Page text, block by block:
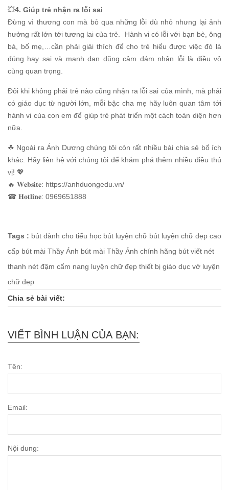
💥4. Giúp trẻ nhận ra lỗi sai
Đừng vì thương con mà bỏ qua những lỗi dù nhỏ nhưng lại ảnh
hưởng rất lớn tới tương lai của trẻ. Hành vi có lỗi với bạn bè, ông
bà, bố mẹ,…cần phải giải thích để cho trẻ hiểu được việc đó là
đúng hay sai và mạnh dạn dũng cảm dám nhận lỗi là điều vô
cùng quan trọng.
Đôi khi không phải trẻ nào cũng nhận ra lỗi sai của mình, mà phải
có giáo dục từ người lớn, mỗi bậc cha mẹ hãy luôn quan tâm tới
hành vi của con em để giúp trẻ phát triển một cách toàn diện hơn
nữa.
☘ Ngoài ra Ánh Dương chúng tôi còn rất nhiều bài chia sẻ bổ ích
khác. Hãy liên hệ với chúng tôi để khám phá thêm nhiều điều thú
vị! 💖
🔥 𝐖𝐞𝐛𝐬𝐢𝐭𝐞: https://anhduongedu.vn/
☎ 𝐇𝐨𝐭𝐥𝐢𝐧𝐞: 0969651888
Tags : bút dành cho tiểu học bút luyện chữ bút luyện chữ đẹp cao
cấp bút mài Thầy Ánh bút mài Thầy Ánh chính hãng bút viết nét
thanh nét đậm cẩm nang luyện chữ đẹp thiết bị giáo dục vở luyện
chữ đẹp
Chia sẻ bài viết:
VIẾT BÌNH LUẬN CỦA BẠN:
Tên:
Email:
Nội dung: